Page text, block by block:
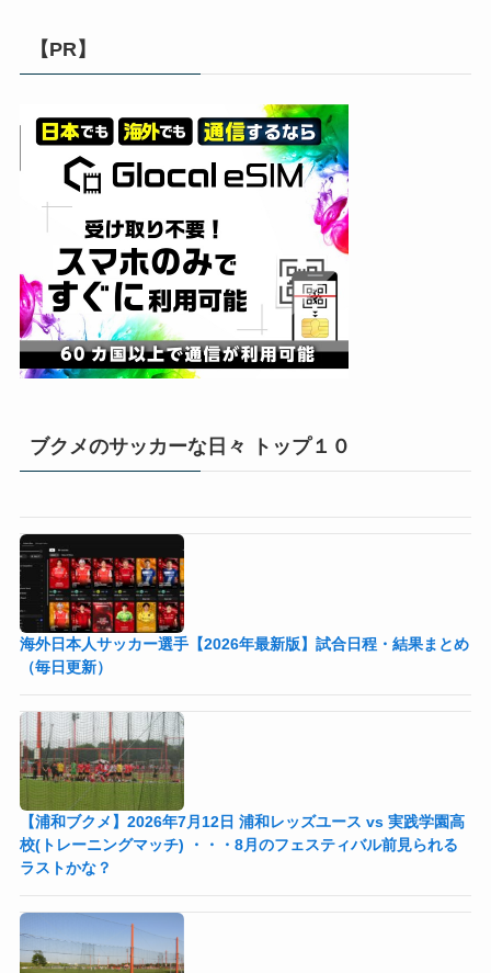
【PR】
ブクメのサッカーな日々 トップ１０
海外日本人サッカー選手【2026年最新版】試合日程・結果まとめ
（毎日更新）
【浦和ブクメ】2026年7月12日 浦和レッズユース vs 実践学園高
校(トレーニングマッチ) ・・・8月のフェスティバル前見られる
ラストかな？